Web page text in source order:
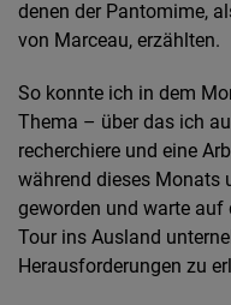
denen der Pantomime,
von Marceau, erzählten.
So konnte ich in dem
Thema – über das ich
recherchiere und eine
während dieses Monats
geworden und warte auf
Tour ins Ausland
Herausforderungen zu